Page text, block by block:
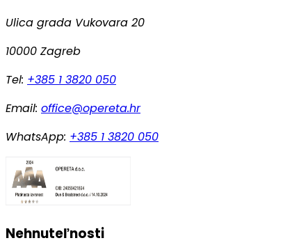
Ulica grada Vukovara 20
10000 Zagreb
Tel: +385 1 3820 050
Email: office@opereta.hr
WhatsApp: +385 1 3820 050
Nehnuteľnosti